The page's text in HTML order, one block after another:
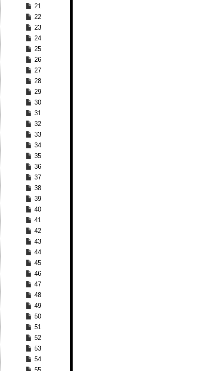
21
22
23
24
25
26
27
28
29
30
31
32
33
34
35
36
37
38
39
40
41
42
43
44
45
46
47
48
49
50
51
52
53
54